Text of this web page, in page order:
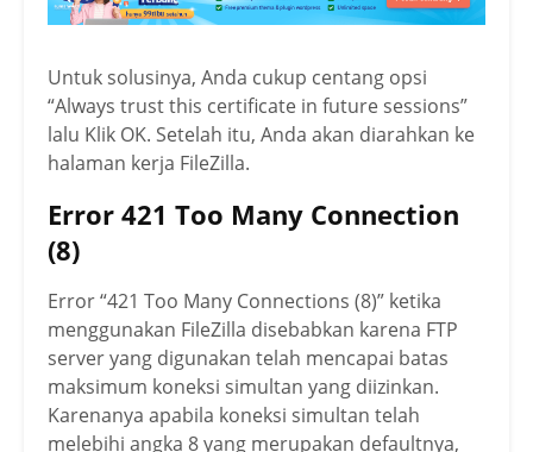
Untuk solusinya, Anda cukup centang opsi
“Always trust this certificate in future sessions”
lalu Klik OK. Setelah itu, Anda akan diarahkan ke
halaman kerja FileZilla.
Error 421 Too Many Connection
(8)
Error “421 Too Many Connections (8)” ketika
menggunakan FileZilla disebabkan karena FTP
server yang digunakan telah mencapai batas
maksimum koneksi simultan yang diizinkan.
Karenanya apabila koneksi simultan telah
melebihi angka 8 yang merupakan defaultnya,